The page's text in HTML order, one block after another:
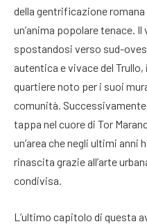
della gentrificazione
un’anima popolare tenace.
spostandosi verso sud-
autentica e vivace del
quartiere noto per i suoi
comunità.
tappa nel cuore di Tor
un’area che negli ultimi
rinascita grazie all’arte
condivisa.
L’ultimo capitolo di questa